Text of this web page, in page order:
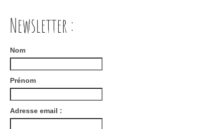
Newsletter :
Nom
Prénom
Adresse email :